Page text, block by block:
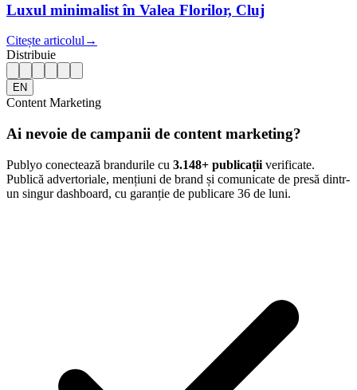
Luxul minimalist în Valea Florilor, Cluj
Citește articolul →
Distribuie
EN
Content Marketing
Ai nevoie de campanii de content marketing?
Publyo conectează brandurile cu 3.148+ publicații verificate.
Publică advertoriale, mențiuni de brand și comunicate de presă dintr-
un singur dashboard, cu garanție de publicare 36 de luni.